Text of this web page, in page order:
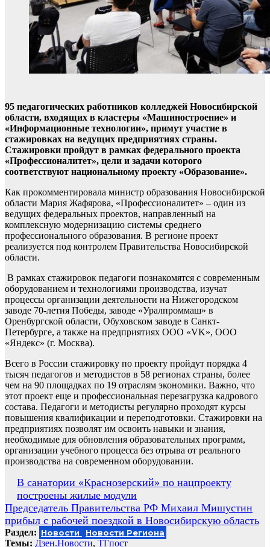
95 педагогических работников колледжей Новосибирской
области, входящих в кластеры «Машиностроение» и
«Информационные технологии», примут участие в
стажировках на ведущих предприятиях страны.
Стажировки пройдут в рамках федерального проекта
«Профессионалитет», цели и задачи которого
соответствуют национальному проекту «Образование».
Как прокомментировала министр образования Новосибирской
области Мария Жафярова, «Профессионалитет» – один из
ведущих федеральных проектов, направленный на
комплексную модернизацию системы среднего
профессионального образования. В регионе проект
реализуется под контролем Правительства Новосибирской
области.
В рамках стажировок педагоги познакомятся с современным
оборудованием и технологиями производства, изучат
процессы организации деятельности на Нижегородском
заводе 70-летия Победы, заводе «Уралпроммаш» в
Оренбургской области, Обуховском заводе в Санкт-
Петербурге, а также на предприятиях ООО «VK», ООО
«Яндекс» (г. Москва).
Всего в России стажировку по проекту пройдут порядка 4
тысяч педагогов и методистов в 58 регионах страны, более
чем на 90 площадках по 19 отраслям экономики. Важно, что
этот проект еще и профессиональная перезагрузка кадрового
состава. Педагоги и методисты регулярно проходят курсы
повышения квалификации и переподготовки. Стажировки на
предприятиях позволят им освоить навыки и знания,
необходимые для обновления образовательных программ,
организации учебного процесса без отрыва от реального
производства на современном оборудовании.
Навигация
по
записям
В санатории «Краснозерский» по нацпроекту
построены жилые модули
Председатель Правительства РФ Михаил Мишустин
прибыл с рабочей поездкой в Новосибирскую область
Раздел: Новости Новости Региона
Темы: Дзен.Новости, ТГпост